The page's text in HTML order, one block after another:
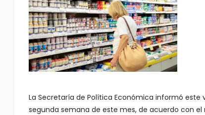
La Secretaría de Política Económica informó este
segunda semana de este mes, de acuerdo con